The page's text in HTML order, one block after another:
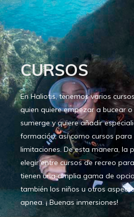
CURSOS
En Haliotis, tenemos varios
quien quiere empezar a bucear
sumerge y quiere añadir
formación, así como cursos
limitaciones. De esta manera, la
elegir entre cursos de recreo
tienen una amplia gama de
también los niños u otros
apnea. ¡ Buenas inmersiones!